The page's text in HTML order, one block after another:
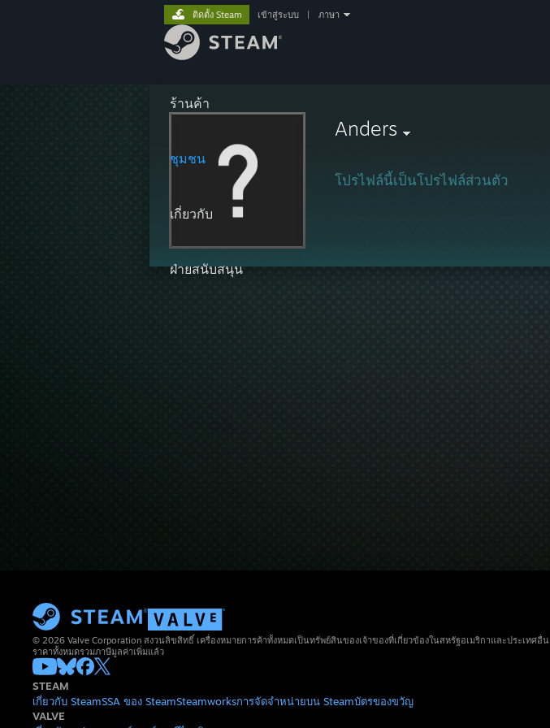
ร้านค้า
ชุมชน
เกี่ยวกับ
ฝ่ายสนับสนุน
ติดตั้ง Steam เข้าสู่ระบบ ภาษา
Anders
โปรไฟล์นี้เป็นโปรไฟล์ส่วนตัว
© 2026 Valve Corporation สงวนลิขสิทธิ์ เครื่องหมายการค้าทั้งหมดเป็นทรัพย์สินของเจ้าของที่เกี่ยวข้องในสหรัฐอเมริกาและประเทศอื่น
ราคาทั้งหมดรวมภาษีมูลค่าเพิ่มแล้ว
STEAM
เกี่ยวกับ SteamSSA ของ SteamSteamworksการจัดจำหน่ายบน Steamบัตรของขวัญ
VALVE